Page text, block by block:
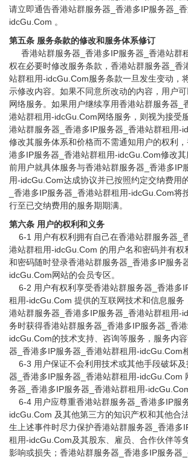
请立即通告香港站群服务器_香港多IP服务器_
idcGu.Com 。
第五条 服务条款的修改和服务体系修订
香港站群服务器_香港多IP服务器_香港站群
权在必要时修改服务条款，香港站群服务器_香
站群租用-idcGu.Com服务条款一旦发生变动，
示修改内容。如果不同意所改动的内容，用户
网络服务。如果用户继续享用香港站群服务器_
港站群租用-idcGu.Com网络服务，则视为接受
港站群服务器_香港多IP服务器_香港站群租用-
修改其服务体系和价格而不需通知用户的权利
港多IP服务器_香港站群租用-idcGu.Com修改
前用户就具体服务与香港站群服务器_香港多IP
用-idcGu.Com达成协议并已按照约定交纳费用
_香港多IP服务器_香港站群租用-idcGu.Com将
行至已交纳费用的服务期期满。
第六条 用户的权利和义务
6-1 用户有权利拥有自己在香港站群服务器_
港站群租用-idcGu.Com 的用户名和密码并有权
和密码随时登录香港站群服务器_香港多IP服务
idcGu.Com网站的会员专区。
6-2 用户有权利享受香港站群服务器_香港多
租用-idcGu.Com 提供的互联网技术和信息服务
港站群服务器_香港多IP服务器_香港站群租用-
务时获得香港站群服务器_香港多IP服务器_香
idcGu.Com的技术支持、咨询等服务，服务内
器_香港多IP服务器_香港站群租用-idcGu.Com
6-3 用户保证不会利用技术或其他手段破坏及
器_香港多IP服务器_香港站群租用-idcGu.Com
务器_香港多IP服务器_香港站群租用-
6-4 用户应尊重香港站群服务器_香港多IP服
idcGu.Com 及其他第三方的知识产权和其他合
生上述事件时尽力保护香港站群服务器_香港多
租用-idcGu.Com及其股东、雇员、合作伙伴等
影响或损失；香港站群服务器_香港多IP服务器